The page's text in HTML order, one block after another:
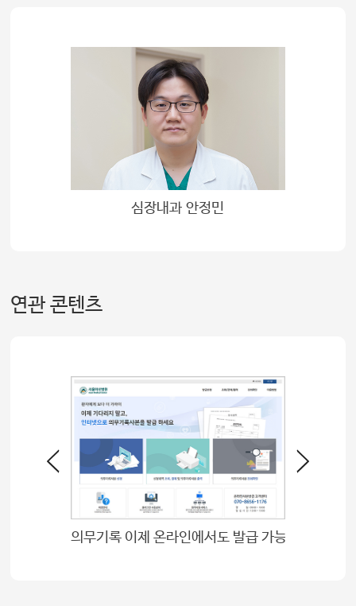
심장내과 안정민
연관 콘텐츠
의무기록 이제 온라인에서도 발급 가능